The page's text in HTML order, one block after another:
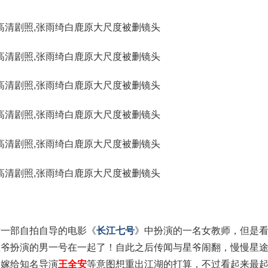
部自拍自导的电影《长江七号》中扮演的一名女教师，但是
扮演的男一号在一起了！自此之后传闻与星爷闹翻，慢慢星
给知名导演王全安等意图想重出江湖的打算，不过看起来最